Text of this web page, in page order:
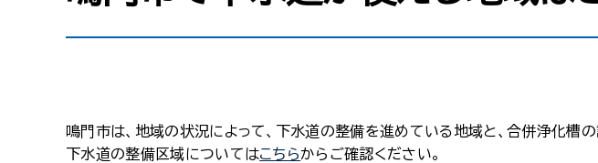
鳴門市は、地域の状況によって、下水道の整備を進めている地域と、合併浄化槽
下水道の整備区域についてはこちらからご確認ください。